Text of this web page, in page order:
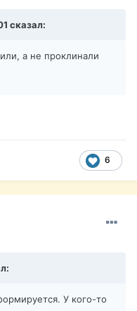
сказал:
а не проклинали
6
У кого-то